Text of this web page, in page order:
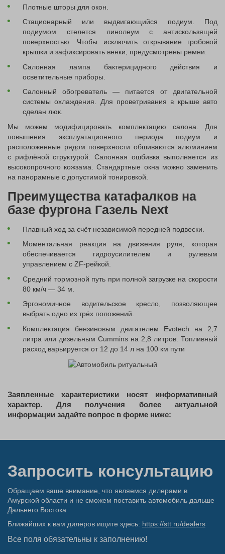
Плотные шторы для окон.
Стационарный или выдвигающийся подиум. Под
подиумом стелется линолеум с антискользящей
поверхностью. Чтобы исключить открывание гробовой
крышки и зафиксировать венки, предусмотрены ремни.
Салонная лампа бактерицидного действия и
осветительные приборы.
Салонный обогреватель — питается от двигательной
системы охлаждения. Для проветривания в крыше авто
сделан люк.
Мы можем модифицировать комплектацию салона. Для
повышения эксплуатационного периода подиум и
расположенные рядом поверхности обшиваются алюминием
с рифлёной структурой. Салонная ошбивка выполняется из
высокопрочного кожзама. Стандартные окна можно заменить
на панорамные с допустимой тонировкой.
Преимущества катафалков на
базе фургона Газель Next
Плавный ход за счёт независимой передней подвески.
Моментальная реакция на движения руля, которая
обеспечивается гидроусилителем и рулевым
управлением с ZF-рейкой.
Средний тормозной путь при полной загрузке на скорости
80 км/ч — 34 м.
Эргономичное водительское кресло, позволяющее
выбрать одно из трёх положений.
Комплектация бензиновым двигателем Evotech на 2,7
литра или дизельным Cummins на 2,8 литров. Топливный
расход варьируется от 12 до 14 л на 100 км пути
Заявленные характеристики носят информативный
характер. Для получения более актуальной
информации задайте вопрос в форме ниже:
Запросить консультацию
Обращаем ваше внимание, что являемся дилерами в
Амурской области и не сможем поставить автомобиль дальше
Дальнего Востока
Ближайших к вам дилеров ищите здесь: https://stt.ru/dealers
Все поля обязательны к заполнению!